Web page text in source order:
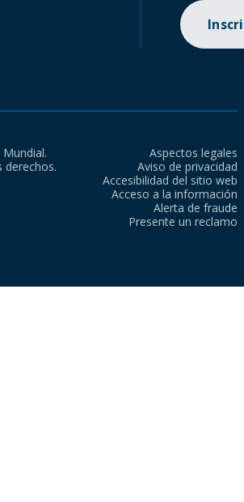
derechos.
Aspectos legales
Aviso de privacidad
Accesibilidad del sitio web
Acceso a la información
Alerta de fraude
Presente un reclamo